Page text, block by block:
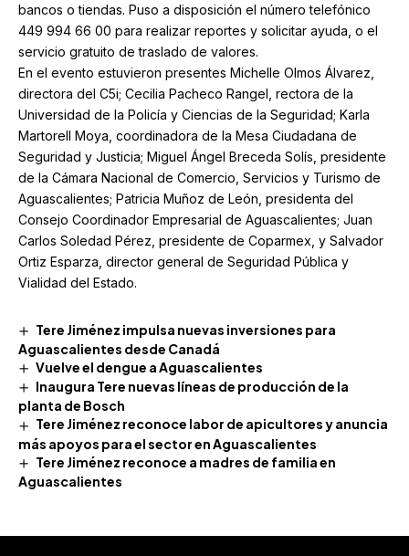
bancos o tiendas. Puso a disposición el número telefónico
449 994 66 00 para realizar reportes y solicitar ayuda, o el
servicio gratuito de traslado de valores.
En el evento estuvieron presentes Michelle Olmos Álvarez,
directora del C5i; Cecilia Pacheco Rangel, rectora de la
Universidad de la Policía y Ciencias de la Seguridad; Karla
Martorell Moya, coordinadora de la Mesa Ciudadana de
Seguridad y Justicia; Miguel Ángel Breceda Solís, presidente
de la Cámara Nacional de Comercio, Servicios y Turismo de
Aguascalientes; Patricia Muñoz de León, presidenta del
Consejo Coordinador Empresarial de Aguascalientes; Juan
Carlos Soledad Pérez, presidente de Coparmex, y Salvador
Ortiz Esparza, director general de Seguridad Pública y
Vialidad del Estado.
Tere Jiménez impulsa nuevas inversiones para
Aguascalientes desde Canadá
Vuelve el dengue a Aguascalientes
Inaugura Tere nuevas líneas de producción de la
planta de Bosch
Tere Jiménez reconoce labor de apicultores y anuncia
más apoyos para el sector en Aguascalientes
Tere Jiménez reconoce a madres de familia en
Aguascalientes